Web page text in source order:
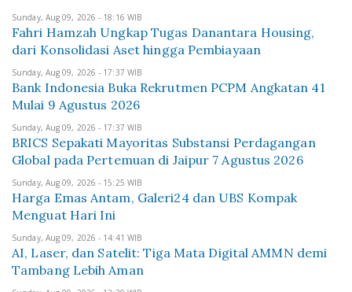
Sunday, Aug 09, 2026 - 18:16 WIB
Fahri Hamzah Ungkap Tugas Danantara Housing,
dari Konsolidasi Aset hingga Pembiayaan
Sunday, Aug 09, 2026 - 17:37 WIB
Bank Indonesia Buka Rekrutmen PCPM Angkatan 41
Mulai 9 Agustus 2026
Sunday, Aug 09, 2026 - 17:37 WIB
BRICS Sepakati Mayoritas Substansi Perdagangan
Global pada Pertemuan di Jaipur 7 Agustus 2026
Sunday, Aug 09, 2026 - 15:25 WIB
Harga Emas Antam, Galeri24 dan UBS Kompak
Menguat Hari Ini
Sunday, Aug 09, 2026 - 14:41 WIB
AI, Laser, dan Satelit: Tiga Mata Digital AMMN demi
Tambang Lebih Aman